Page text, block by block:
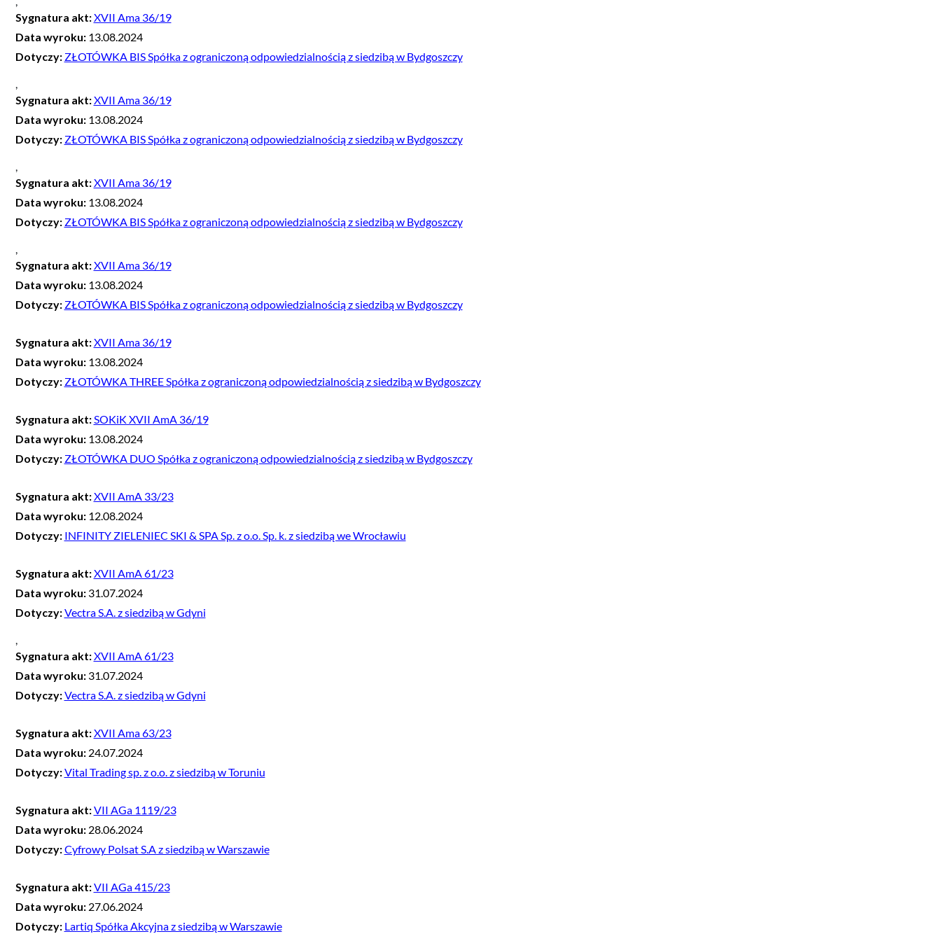
Sygnatura akt:XVII Ama 36/19
Data wyroku: 13.08.2024
Dotyczy: ZŁOTÓWKA BIS Spółka z ograniczoną odpowiedzialnością z siedzibą w Bydgoszczy
,
Sygnatura akt:XVII Ama 36/19
Data wyroku: 13.08.2024
Dotyczy: ZŁOTÓWKA BIS Spółka z ograniczoną odpowiedzialnością z siedzibą w Bydgoszczy
,
Sygnatura akt:XVII Ama 36/19
Data wyroku: 13.08.2024
Dotyczy: ZŁOTÓWKA BIS Spółka z ograniczoną odpowiedzialnością z siedzibą w Bydgoszczy
,
Sygnatura akt:XVII Ama 36/19
Data wyroku: 13.08.2024
Dotyczy: ZŁOTÓWKA BIS Spółka z ograniczoną odpowiedzialnością z siedzibą w Bydgoszczy
Sygnatura akt:XVII Ama 36/19
Data wyroku: 13.08.2024
Dotyczy: ZŁOTÓWKA THREE Spółka z ograniczoną odpowiedzialnością z siedzibą w Bydgoszczy
Sygnatura akt:SOKiK XVII AmA 36/19
Data wyroku: 13.08.2024
Dotyczy: ZŁOTÓWKA DUO Spółka z ograniczoną odpowiedzialnością z siedzibą w Bydgoszczy
Sygnatura akt:XVII AmA 33/23
Data wyroku: 12.08.2024
Dotyczy: INFINITY ZIELENIEC SKI & SPA Sp. z o.o. Sp. k. z siedzibą we Wrocławiu
Sygnatura akt:XVII AmA 61/23
Data wyroku: 31.07.2024
Dotyczy:Vectra S.A. z siedzibą w Gdyni
,
Sygnatura akt:XVII AmA 61/23
Data wyroku: 31.07.2024
Dotyczy:Vectra S.A. z siedzibą w Gdyni
Sygnatura akt:XVII Ama 63/23
Data wyroku: 24.07.2024
Dotyczy:Vital Trading sp. z o.o. z siedzibą w Toruniu
Sygnatura akt:VII AGa 1119/23
Data wyroku: 28.06.2024
Dotyczy:Cyfrowy Polsat S.A z siedzibą w Warszawie
Sygnatura akt:VII AGa 415/23
Data wyroku: 27.06.2024
Dotyczy: Lartiq Spółka Akcyjna z siedzibą w Warszawie